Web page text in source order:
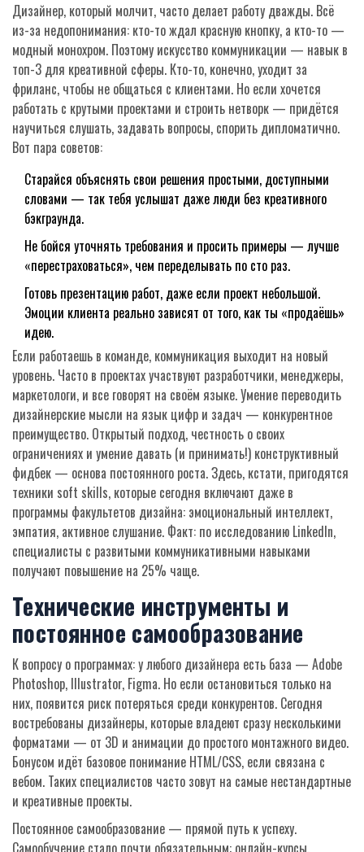
Дизайнер, который молчит, часто делает работу дважды. Всё
из-за недопонимания: кто-то ждал красную кнопку, а кто-то —
модный монохром. Поэтому искусство коммуникации — навык в
топ-3 для креативной сферы. Кто-то, конечно, уходит за
фриланс, чтобы не общаться с клиентами. Но если хочется
работать с крутыми проектами и строить нетворк — придётся
научиться слушать, задавать вопросы, спорить дипломатично.
Вот пара советов:
Старайся объяснять свои решения простыми, доступными
словами — так тебя услышат даже люди без креативного
бэкграунда.
Не бойся уточнять требования и просить примеры — лучше
«перестраховаться», чем переделывать по сто раз.
Готовь презентацию работ, даже если проект небольшой.
Эмоции клиента реально зависят от того, как ты «продаёшь»
идею.
Если работаешь в команде, коммуникация выходит на новый
уровень. Часто в проектах участвуют разработчики, менеджеры,
маркетологи, и все говорят на своём языке. Умение переводить
дизайнерские мысли на язык цифр и задач — конкурентное
преимущество. Открытый подход, честность о своих
ограничениях и умение давать (и принимать!) конструктивный
фидбек — основа постоянного роста. Здесь, кстати, пригодятся
техники soft skills, которые сегодня включают даже в
программы факультетов дизайна: эмоциональный интеллект,
эмпатия, активное слушание. Факт: по исследованию LinkedIn,
специалисты с развитыми коммуникативными навыками
получают повышение на 25% чаще.
Технические инструменты и
постоянное самообразование
К вопросу о программах: у любого дизайнера есть база — Adobe
Photoshop, Illustrator, Figma. Но если остановиться только на
них, появится риск потеряться среди конкурентов. Сегодня
востребованы дизайнеры, которые владеют сразу несколькими
форматами — от 3D и анимации до простого монтажного видео.
Бонусом идёт базовое понимание HTML/CSS, если связана с
вебом. Таких специалистов часто зовут на самые нестандартные
и креативные проекты.
Постоянное самообразование — прямой путь к успеху.